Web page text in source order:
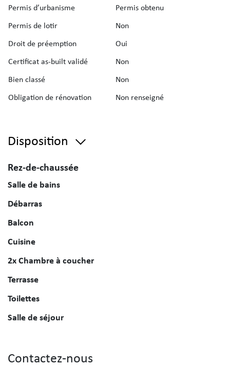
Permis d’urbanisme
Permis obtenu
Permis de lotir
Non
Droit de préemption
Oui
Certificat as-built validé
Non
Bien classé
Non
Obligation de rénovation
Non renseigné
Disposition
Rez-de-chaussée
Salle de bains
Débarras
Balcon
Cuisine
2x Chambre à coucher
Terrasse
Toilettes
Salle de séjour
Contactez-nous